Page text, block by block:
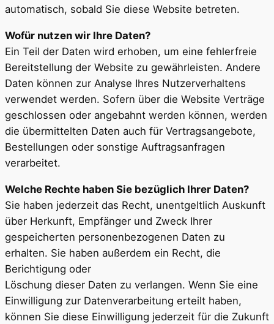
automatisch, sobald Sie diese Website betreten.
Wofür nutzen wir Ihre Daten?
Ein Teil der Daten wird erhoben, um eine fehlerfreie
Bereitstellung der Website zu gewährleisten. Andere
Daten können zur Analyse Ihres Nutzerverhaltens
verwendet werden. Sofern über die Website Verträge
geschlossen oder angebahnt werden können, werden
die übermittelten Daten auch für Vertragsangebote,
Bestellungen oder sonstige Auftragsanfragen
verarbeitet.
Welche Rechte haben Sie bezüglich Ihrer Daten?
Sie haben jederzeit das Recht, unentgeltlich Auskunft
über Herkunft, Empfänger und Zweck Ihrer
gespeicherten personenbezogenen Daten zu
erhalten. Sie haben außerdem ein Recht, die
Berichtigung oder
Löschung dieser Daten zu verlangen. Wenn Sie eine
Einwilligung zur Datenverarbeitung erteilt haben,
können Sie diese Einwilligung jederzeit für die Zukunft